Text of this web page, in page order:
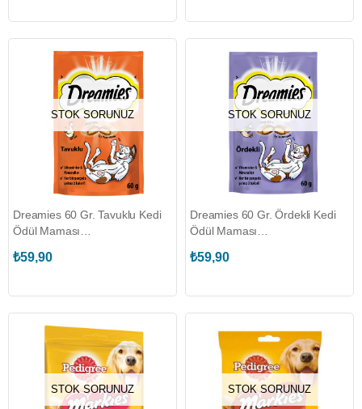
STOK SORUNUZ
Dreamies 60 Gr. Tavuklu Kedi
Ödül Maması
₺59,90
STOK SORUNUZ
Dreamies 60 Gr. Ördekli Kedi
Ödül Maması
₺59,90
STOK SORUNUZ STOK SORUNUZ